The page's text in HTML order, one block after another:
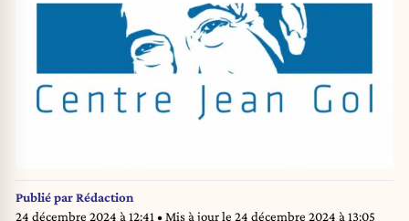
Publié parRédaction
24 décembre 2024 à 12:41 • Mis à jour le 24 décembre 2024 à 13:05